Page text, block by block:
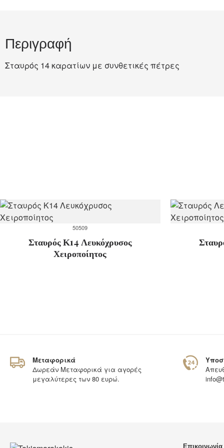
Περιγραφή
Σταυρός 14 καρατίων με συνθετικές πέτρες
50509
Σταυρός Κ14 Λευκόχρυσος
Χειροποίητος
Μεταφορικά
Δωρεάν Μεταφορικά για αγορές
μεγαλύτερες των 80 ευρώ.
Επικοινωνία